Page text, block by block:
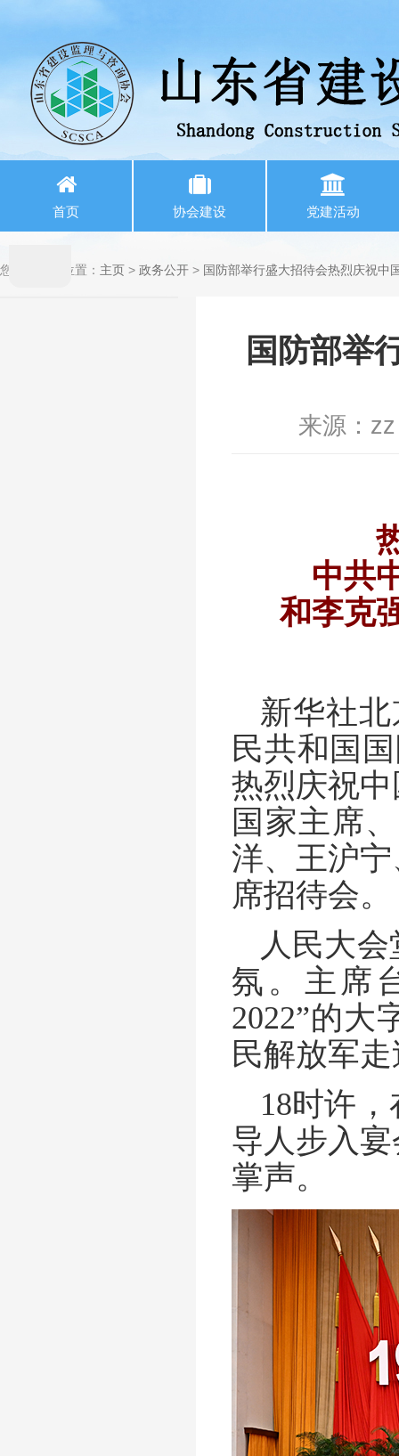
首页 协会建设 党建活动
您当前所在位置： 主页 > 政务公开 > 国防部举行盛大招待会热烈庆祝中
国防部举
来源：zz
中共
和李克
播
新华社
民共和国
热烈庆祝
国家主席
洋、王沪
席招待会。
人民大
氛。主席
2022”的大
民解放军
18时许
导人步入
掌声。